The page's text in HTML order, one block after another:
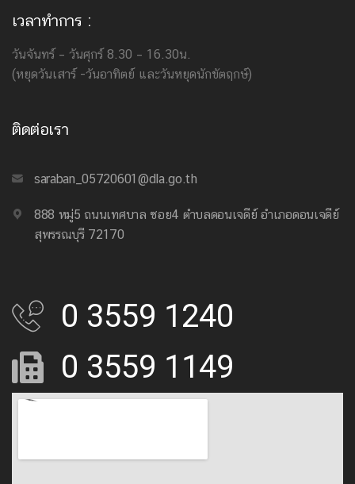
เวลาทำการ :
วันจันทร์ – วันศุกร์ 8.30 – 16.30น.
(หยุดวันเสาร์ -วันอาทิตย์ และวันหยุดนักขัตฤกษ์)
ติดต่อเรา
saraban_05720601@dla.go.th
888 หมู่5 ถนนเทศบาล ซอย4 ตำบลดอนเจดีย์ อำเภอดอนเจดีย์
สุพรรณบุรี 72170
0 3559 1240
0 3559 1149